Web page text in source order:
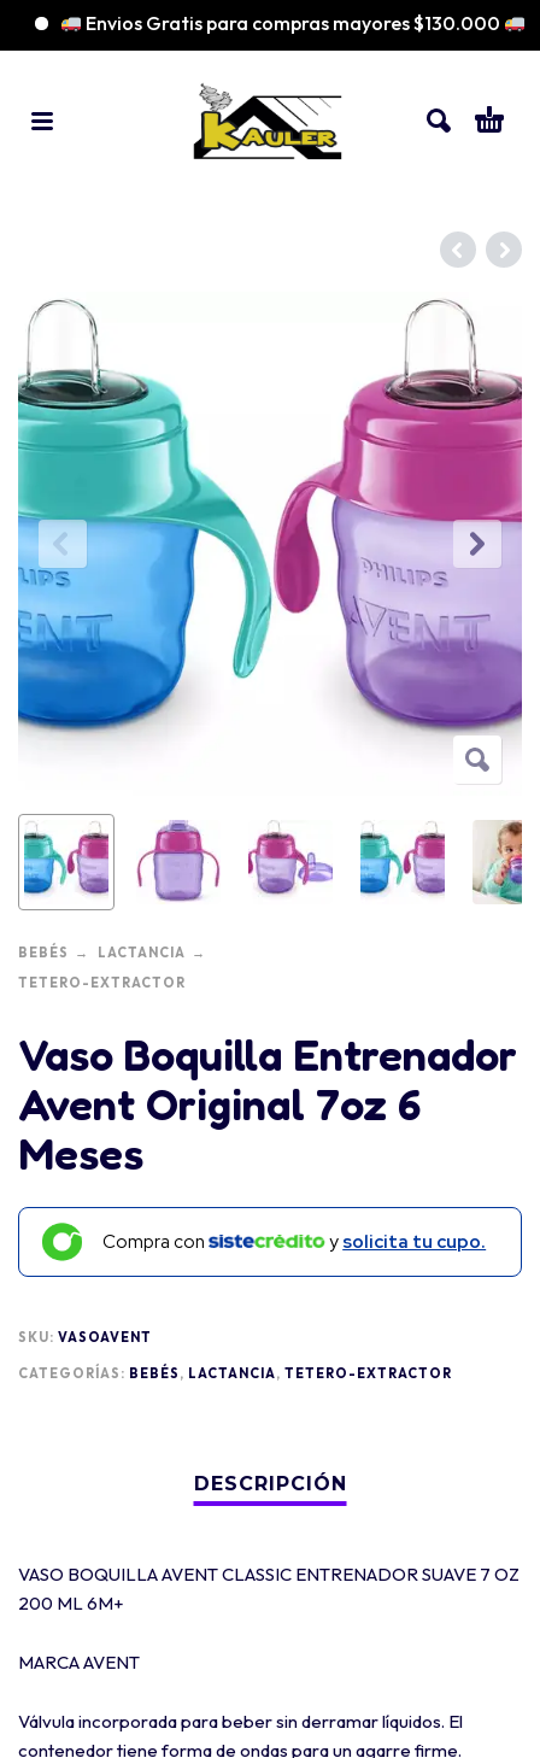
Envios Gratis para compras mayores $130.000
BEBÉS
LACTANCIA
TETERO-EXTRACTOR
Vaso Boquilla Entrenador
Avent Original 7oz 6
Meses
Compra con y solicita tu cupo.
SKU: VASOAVENT
CATEGORÍAS: BEBÉS , LACTANCIA, TETERO-EXTRACTOR
VASO BOQUILLA AVENT CLASSIC ENTRENADOR SUAVE 7 OZ
200 ML 6M+
MARCA AVENT
Válvula incorporada para beber sin derramar líquidos. El
contenedor tiene forma de ondas para un agarre firme.